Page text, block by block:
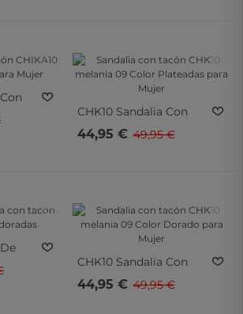
- 10%
Color
- 10%
CHK10 Sandalia Con
Tacón CHK10 Melania
09 Color Plateadas Para
44,95 € 49,95 €
- 10%
- 10%
CHK10 Sandalia Con
Tacón CHK10 Melania
09 Color Dorado Para
44,95 € 49,95 €